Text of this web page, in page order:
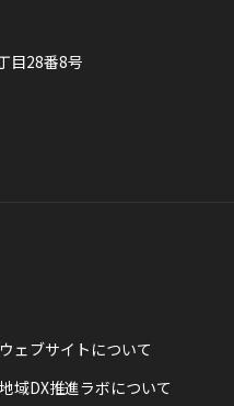
目28番8号
ウェブサイトについて
地域DX推進ラボについて